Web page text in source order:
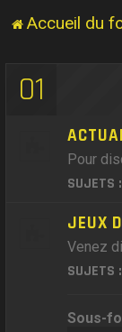
Accueil du
01
Pour
SUJETS :
JEUX
Venez
SUJETS :
Sous-